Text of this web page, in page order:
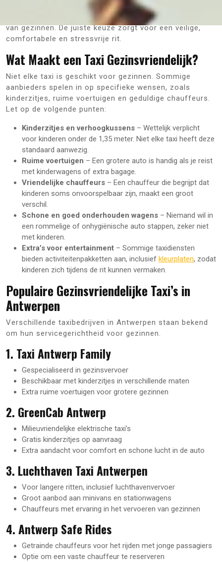
het kiezen van een taxi. In Antwerpen zijn er
verschillende taxidiensten die inspelen op de behoeften
van gezinnen. De juiste keuze zorgt voor een veilige,
comfortabele en stressvrije rit.
Wat Maakt een Taxi Gezinsvriendelijk?
Niet elke taxi is geschikt voor gezinnen. Sommige
aanbieders spelen in op specifieke wensen, zoals
kinderzitjes, ruime voertuigen en geduldige chauffeurs.
Let op de volgende punten:
Kinderzitjes en verhoogkussens – Wettelijk verplicht
voor kinderen onder de 1,35 meter. Niet elke taxi heeft deze
standaard aanwezig.
Ruime voertuigen – Een grotere auto is handig als je reist
met kinderwagens of extra bagage.
Vriendelijke chauffeurs – Een chauffeur die begrijpt dat
kinderen soms onvoorspelbaar zijn, maakt een groot
verschil.
Schone en goed onderhouden wagens – Niemand wil in
een rommelige of onhygiënische auto stappen, zeker niet
met kinderen.
Extra’s voor entertainment – Sommige taxidiensten
bieden activiteitenpakketten aan, inclusief kleurplaten, zodat
kinderen zich tijdens de rit kunnen vermaken.
Populaire Gezinsvriendelijke Taxi’s in
Antwerpen
Verschillende taxibedrijven in Antwerpen staan bekend
om hun servicegerichtheid voor gezinnen.
1. Taxi Antwerp Family
Gespecialiseerd in gezinsvervoer
Beschikbaar met kinderzitjes in verschillende maten
Extra ruime voertuigen voor grotere gezinnen
2. GreenCab Antwerp
Milieuvriendelijke elektrische taxi’s
Gratis kinderzitjes op aanvraag
Extra aandacht voor comfort en schone lucht in de auto
3. Luchthaven Taxi Antwerpen
Voor langere ritten, inclusief luchthavenvervoer
Groot aanbod aan minivans en stationwagens
Chauffeurs met ervaring in het vervoeren van gezinnen
4. Antwerp Safe Rides
Getrainde chauffeurs voor het rijden met jonge passagiers
Optie om een vaste chauffeur te reserveren